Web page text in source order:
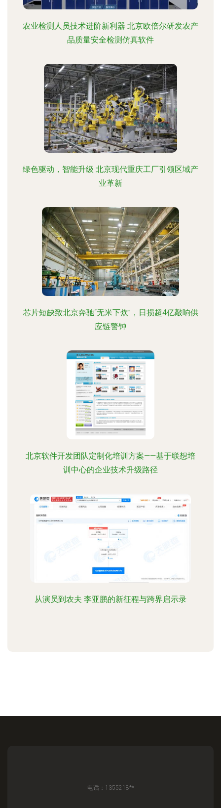
农业检测人员技术进阶新利器 北京欧倍尔研发农产
品质量安全检测仿真软件
绿色驱动，智能升级 北京现代重庆工厂引领区域产
业革新
芯片短缺致北京奔驰“无米下炊”，日损超4亿敲响供
应链警钟
北京软件开发团队定制化培训方案——基于联想培
训中心的企业技术升级路径
从演员到农夫 李亚鹏的新征程与跨界启示录
电话：1355218**